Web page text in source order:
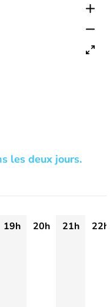
les deux jours.
19h 20h 21h
22h